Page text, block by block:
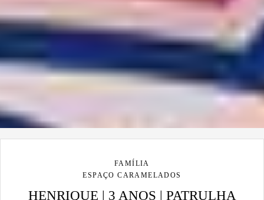
FAMÍLIA
ESPAÇO CARAMELADOS
HENRIQUE | 3 ANOS | PATRULHA